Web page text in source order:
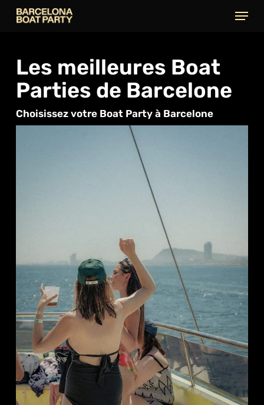
Skip
content
Menu
Les meilleures Boat
Parties de Barcelone
Choisissez votre Boat Party à Barcelone​